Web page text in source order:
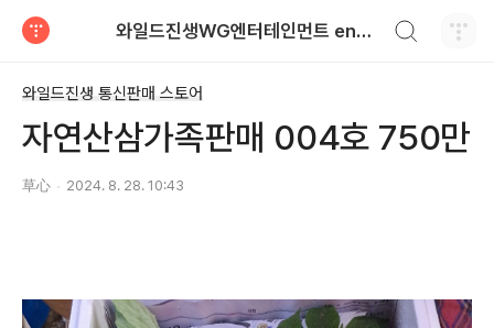
와일드진생WG엔터테인먼트 entertainment
와일드진생 통신판매 스토어
자연산삼가족판매 004호 750만
草心 2024. 8. 28. 10:43